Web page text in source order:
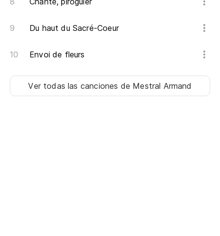
Du haut du Sacré-Coeur
Envoi de fleurs
Ver todas las canciones de Mestral Armand